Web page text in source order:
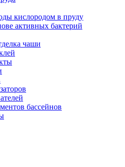
кислородом в пруду
активных бактерий
чаши
бассейнов